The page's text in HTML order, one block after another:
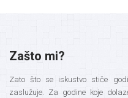
Zašto mi?
Zato što se iskustvo stiče
zaslužuje. Za godine koje